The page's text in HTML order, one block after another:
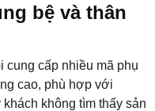
bệ và thân
cung cấp nhiều mã phụ
cao, phù hợp với
không tìm thấy sản